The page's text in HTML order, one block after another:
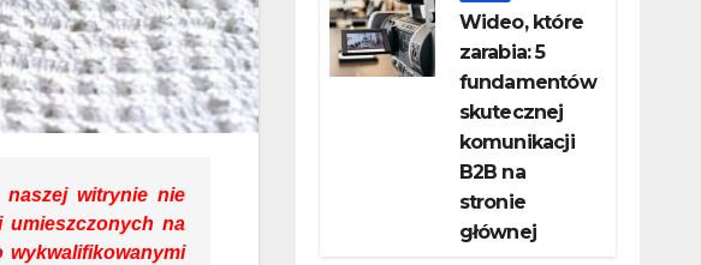
witrynie nie
umieszczonych na
Wideo, które
zarabia: 5
fundamentów
skutecznej
komunikacji
B2B na
stronie
głównej